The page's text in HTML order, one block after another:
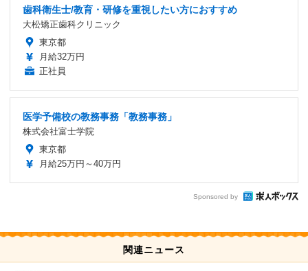
歯科衛生士/教育・研修を重視したい方におすすめ
大松矯正歯科クリニック
東京都
月給32万円
正社員
医学予備校の教務事務「教務事務」
株式会社富士学院
東京都
月給25万円～40万円
Sponsored by
関連ニュース